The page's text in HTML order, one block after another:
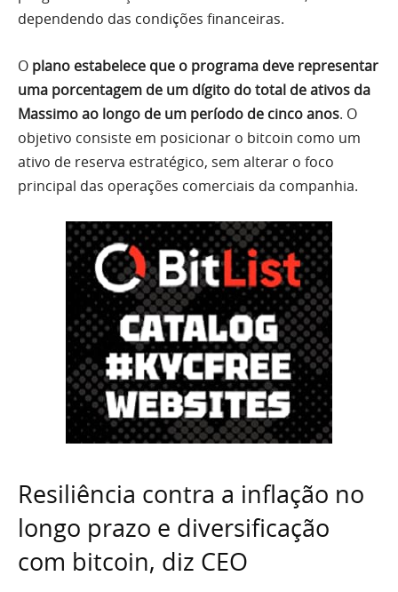
dependendo das condições financeiras.
O plano estabelece que o programa deve representar
uma porcentagem de um dígito do total de ativos da
Massimo ao longo de um período de cinco anos. O
objetivo consiste em posicionar o bitcoin como um
ativo de reserva estratégico, sem alterar o foco
principal das operações comerciais da companhia.
Resiliência contra a inflação no
longo prazo e diversificação
com bitcoin, diz CEO